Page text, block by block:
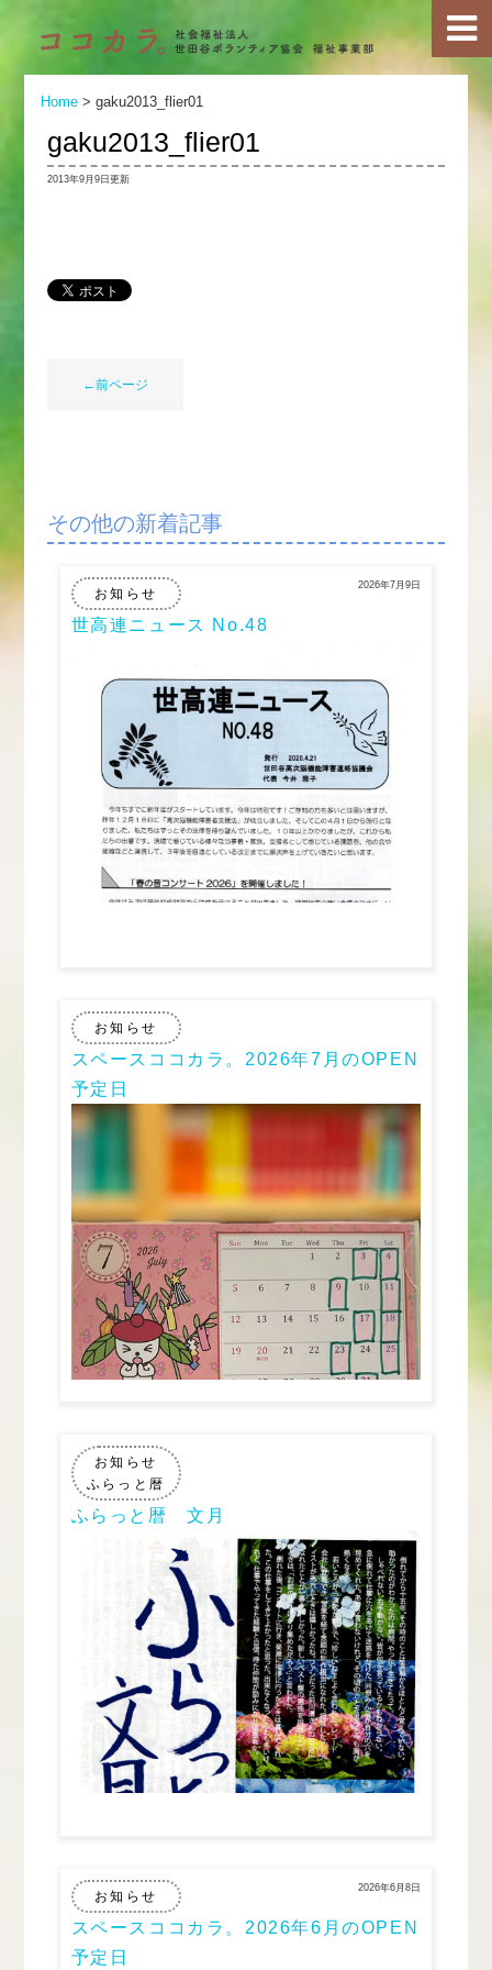
Home >gaku2013_flier01
gaku2013_flier01
2013年9月9日更新
←前ページ
その他の新着記事
お知らせ
2026年7月9日
世高連ニュース No.48
お知らせ
スペースココカラ。2026年7月のOPEN
予定日
お知らせ
ふらっと暦
ふらっと暦 文月
お知らせ
2026年6月8日
スペースココカラ。2026年6月のOPEN
予定日